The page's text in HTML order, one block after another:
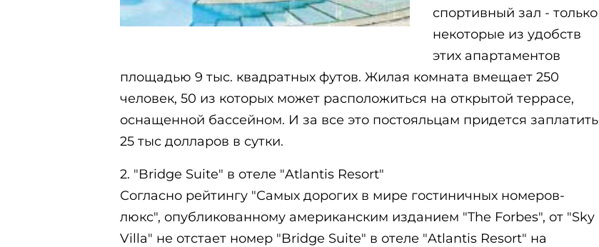
спортивный зал - только
некоторые из удобств
этих апартаментов
площадью 9 тыс. квадратных футов. Жилая комната вмещает 250
человек, 50 из которых может расположиться на открытой террасе,
оснащенной бассейном. И за все это постояльцам придется заплатить
25 тыс долларов в сутки.
2. "Bridge Suite" в отеле "Atlantis Resort"
Согласно рейтингу "Самых дорогих в мире гостиничных номеров-
люкс", опубликованному американским изданием "The Forbes", от "Sky
Villa" не отстает номер "Bridge Suite" в отеле "Atlantis Resort" на